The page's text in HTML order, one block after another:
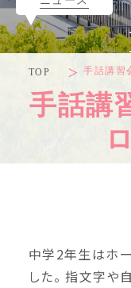
TOP 手話講習
手話講
中学2年生はホ
した。 指文字や